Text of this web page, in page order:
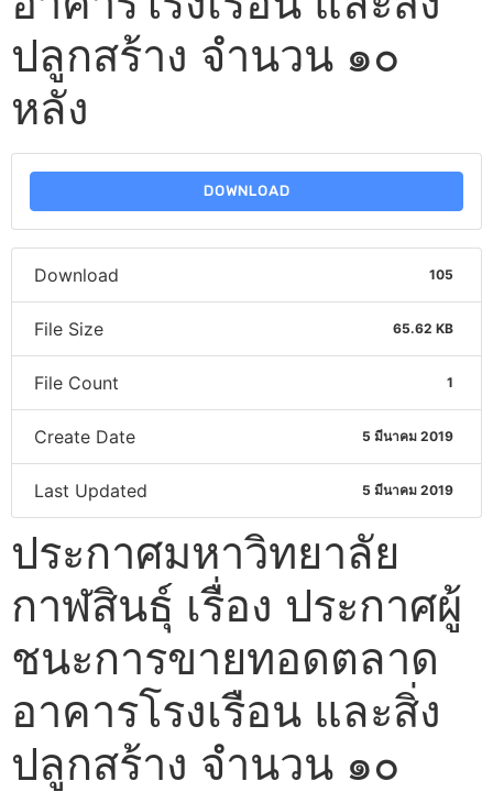
ปลูกสร้าง จำนวน ๑๐
หลัง
DOWNLOAD
Download 105
File Size 65.62 KB
File Count 1
Create Date 5 มีนาคม 2019
Last Updated 5 มีนาคม 2019
ประกาศมหาวิทยาลัย
กาฬสินธุ์ เรื่อง ประกาศผู้
ชนะการขายทอดตลาด
อาคารโรงเรือน และสิ่ง
ปลูกสร้าง จำนวน ๑๐